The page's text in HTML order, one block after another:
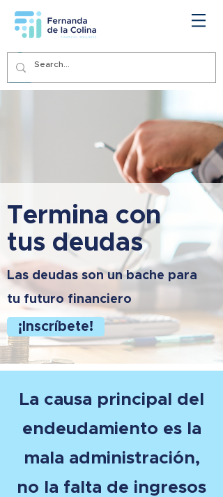
Termina con
tus deudas
Las deudas son un bache para
tu futuro financiero
¡Inscríbete!
La causa principal del
endeudamiento es la
mala administración,
no la falta de ingresos